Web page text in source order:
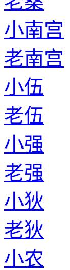
小南宫
老南宫
小伍
老伍
小强
老强
小狄
老狄
小农